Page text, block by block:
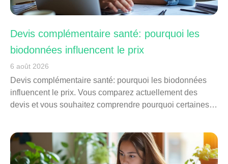
Devis complémentaire santé: pourquoi les
biodonnées influencent le prix
6 août 2026
Devis complémentaire santé: pourquoi les biodonnées
influencent le prix. Vous comparez actuellement des
devis et vous souhaitez comprendre pourquoi certaines…